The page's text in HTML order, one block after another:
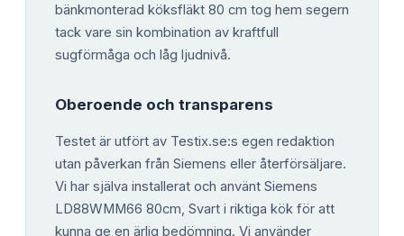
bänkmonterad köksfläkt 80 cm tog hem segern
tack vare sin kombination av kraftfull
sugförmåga och låg ljudnivå.
Oberoende och transparens
Testet är utfört av Testix.se:s egen redaktion
utan påverkan från Siemens eller återförsäljare.
Vi har själva installerat och använt Siemens
LD88WMM66 80cm, Svart i riktiga kök för att
kunna ge en ärlig bedömning. Vi använder